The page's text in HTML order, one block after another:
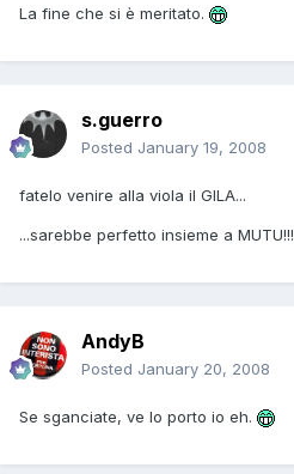
La fine che si è meritato.
s.guerro
Posted January 19, 2008
fatelo venire alla viola il GILA...
...sarebbe perfetto insieme a MUTU!!!
AndyB
Posted January 20, 2008
Se sganciate, ve lo porto io eh.